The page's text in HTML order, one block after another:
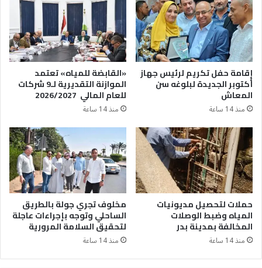
إقامة حفل تكريم لرئيس جهاز
أكتوبر الجديدة لبلوغه سن
المعاش
منذ 14 ساعة
«القابضة للمياه» تعتمد
الموازنة التقديرية لـ9 شركات
للعام المالي 2026/2027
منذ 14 ساعة
حملات لتحصيل مديونيات
المياه وضبط الوصلات
المخالفة بمدينة بدر
منذ 14 ساعة
مخلوف تجري جولة بالطريق
الساحلي وتوجه بإجراءات عاجلة
لتحقيق السلامة المرورية
منذ 14 ساعة